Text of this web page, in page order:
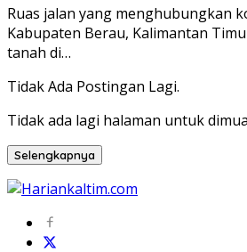
Ruas jalan yang menghubungkan
Kabupaten Berau, Kalimantan
tanah di…
Tidak Ada Postingan Lagi.
Tidak ada lagi halaman untuk
Selengkapnya